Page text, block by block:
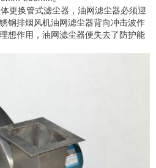
更换管式滤尘器，油网滤尘器必须迎
钢排烟风机油网滤尘器背向冲击波作
想作用，油网滤尘器便失去了防护能